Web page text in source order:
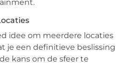
idee om meerdere locaties
je een definitieve beslissing
kans om de sfeer te